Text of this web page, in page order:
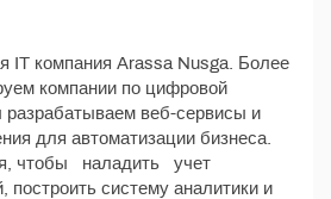
IT компания Arassa Nusga. Более
компании по цифровой
веб-сервисы и
для автоматизации бизнеса.
чтобы наладить учет
построить систему аналитики и